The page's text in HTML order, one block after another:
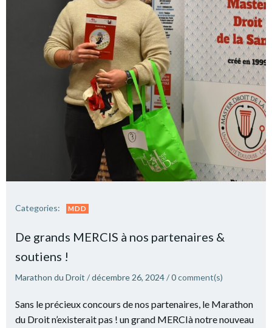
Categories: MDD
De grands MERCIS à nos partenaires &
soutiens !
Marathon du Droit /décembre 26, 2024/0comment(s)
Sans le précieux concours de nos partenaires, le Marathon
du Droit n’existerait pas ! un grand MERCIà notre nouveau